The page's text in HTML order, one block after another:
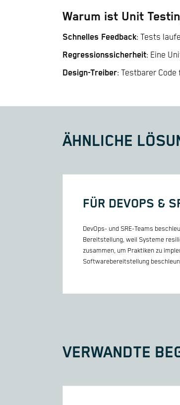
Warum ist Unit
Schnelles Feedback: Tests
Regressionssicherheit: Eine
Design-Treiber: Testbarer
ÄHNLICHE
FÜR DEVOPS &
DevOps- und SRE-Teams
Bereitstellung, weil Systeme
zusammen, um Praktiken zu
Softwarebereitstellung
VERWANDTE